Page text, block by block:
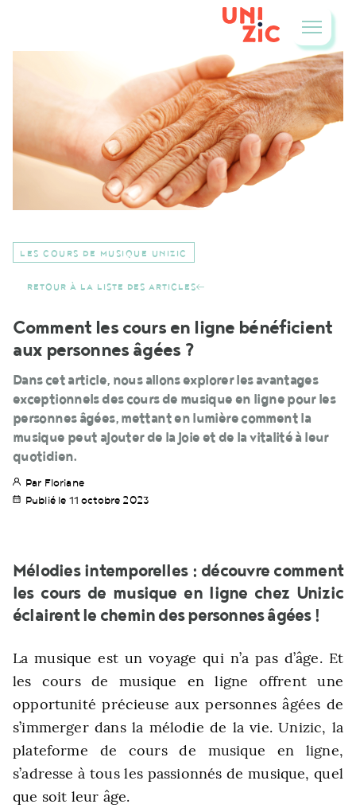
LES COURS DE MUSIQUE UNIZIC
RETOUR À LA LISTE DES ARTICLES
Comment les cours en ligne bénéficient
aux personnes âgées ?
Dans cet article, nous allons explorer les avantages
exceptionnels des cours de musique en ligne pour les
personnes âgées, mettant en lumière comment la
musique peut ajouter de la joie et de la vitalité à leur
quotidien.
Par Floriane
Publié le 11 octobre 2023
Mélodies intemporelles : découvre comment
les cours de musique en ligne chez Unizic
éclairent le chemin des personnes âgées !
La musique est un voyage qui n’a pas d’âge. Et
les cours de musique en ligne offrent une
opportunité précieuse aux personnes âgées de
s’immerger dans la mélodie de la vie. Unizic, la
plateforme de cours de musique en ligne,
s’adresse à tous les passionnés de musique, quel
que soit leur âge.